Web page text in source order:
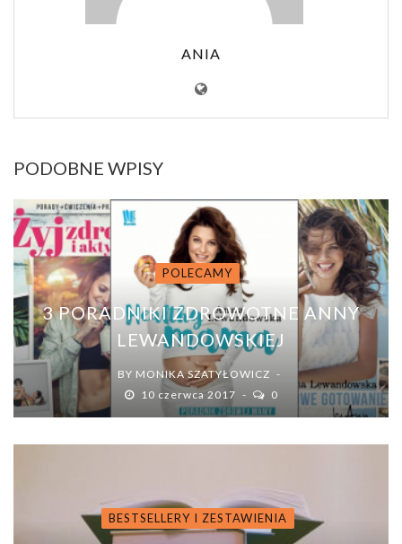
ANIA
PODOBNE WPISY
POLECAMY
3 PORADNIKI ZDROWOTNE ANNY
LEWANDOWSKIEJ
BY MONIKA SZATYŁOWICZ
10 czerwca 2017
0
BESTSELLERY I ZESTAWIENIA